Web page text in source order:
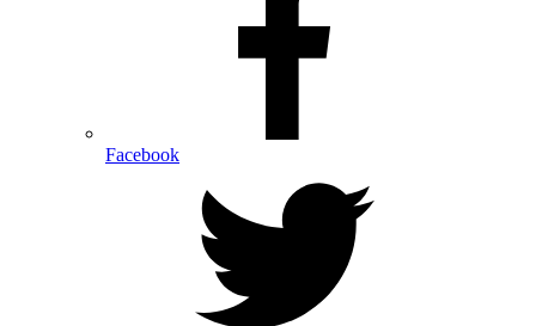
Facebook